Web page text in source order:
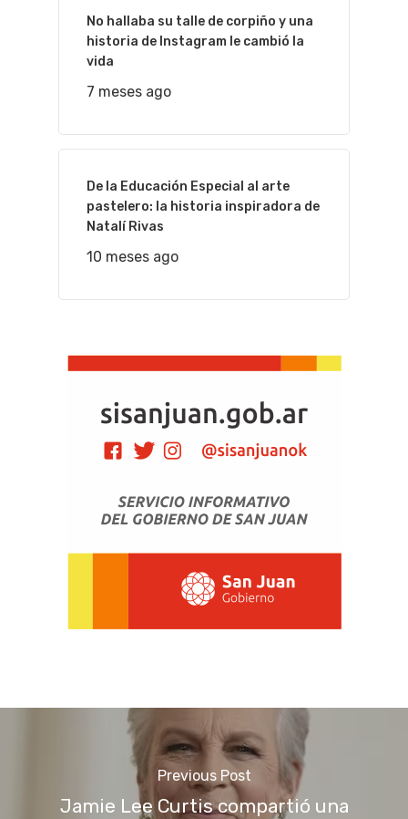
No hallaba su talle de corpiño y una
historia de Instagram le cambió la
vida
7 meses ago
De la Educación Especial al arte
pastelero: la historia inspiradora de
Natalí Rivas
10 meses ago
Previous Post
Jamie Lee Curtis compartió una